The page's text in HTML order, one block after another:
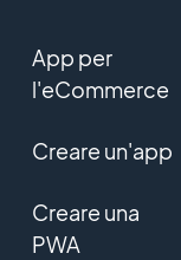
App per
l'eCommerce
Creare un'app
Creare una
PWA